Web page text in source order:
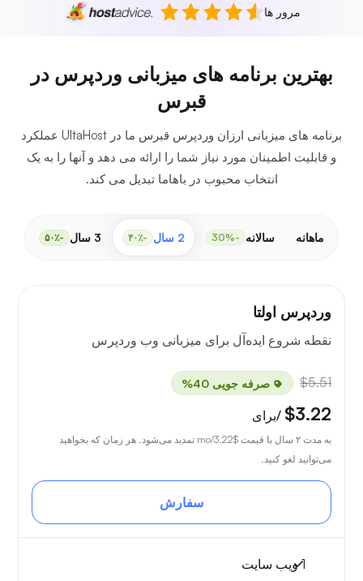
مرور ها
بهترین برنامه های میزبانی وردپرس در
قبرس
برنامه های میزبانی ارزان وردپرس قبرس ما در UltaHost عملکرد
و قابلیت اطمینان مورد نیاز شما را ارائه می دهد و آنها را به یک
انتخاب محبوب در باهاما تبدیل می کند.
ماهانه سالانه -30% 2 سال -۴۰٪ 3 سال -۵۰٪
وردپرس اولتا
نقطه شروع ایده‌آل برای میزبانی وب وردپرس
$5.51 صرفه جویی 40%
$3.22 /برای
به مدت ۲ سال با قیمت $3.22
/mo تمدید می‌شود. هر زمان که بخواهید
می‌توانید لغو کنید.
سفارش
1 ویب سایت